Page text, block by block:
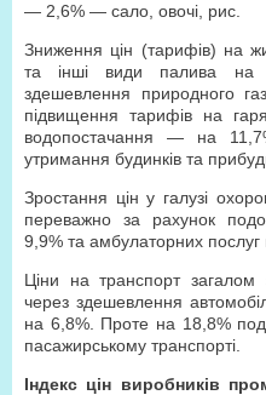
— 2,6% — сало, овочі, рис.
Зниження цін (тарифів) на
та інші види палива на
здешевлення природного
підвищення тарифів на
водопостачання — на
утримання будинків та
Зростання цін у галузі
переважно за рахунок
9,9% та амбулаторних послуг
Ціни на транспорт
через здешевлення
на 6,8%. Проте на 18,8%
пасажирському транспорті.
Індекс цін виробників